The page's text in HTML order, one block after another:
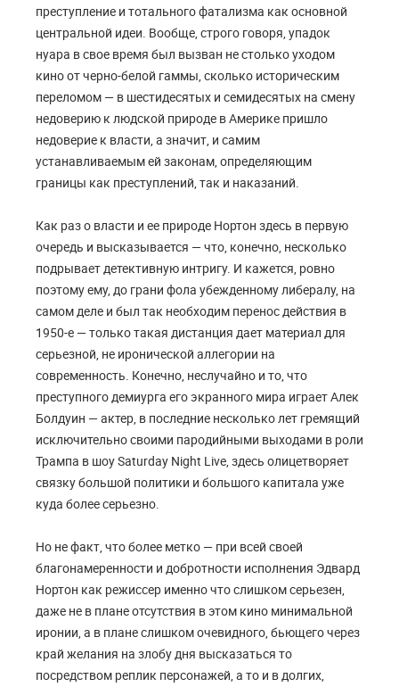
преступление и тотального фатализма как основной
центральной идеи. Вообще, строго говоря, упадок
нуара в свое время был вызван не столько уходом
кино от черно-белой гаммы, сколько историческим
переломом — в шестидесятых и семидесятых на смену
недоверию к людской природе в Америке пришло
недоверие к власти, а значит, и самим
устанавливаемым ей законам, определяющим
границы как преступлений, так и наказаний.
Как раз о власти и ее природе Нортон здесь в первую
очередь и высказывается — что, конечно, несколько
подрывает детективную интригу. И кажется, ровно
поэтому ему, до грани фола убежденному либералу, на
самом деле и был так необходим перенос действия в
1950-е — только такая дистанция дает материал для
серьезной, не иронической аллегории на
современность. Конечно, неслучайно и то, что
преступного демиурга его экранного мира играет Алек
Болдуин — актер, в последние несколько лет гремящий
исключительно своими пародийными выходами в роли
Трампа в шоу Saturday Night Live, здесь олицетворяет
связку большой политики и большого капитала уже
куда более серьезно.
Но не факт, что более метко — при всей своей
благонамеренности и добротности исполнения Эдвард
Нортон как режиссер именно что слишком серьезен,
даже не в плане отсутствия в этом кино минимальной
иронии, а в плане слишком очевидного, бьющего через
край желания на злобу дня высказаться то
посредством реплик персонажей, а то и в долгих,